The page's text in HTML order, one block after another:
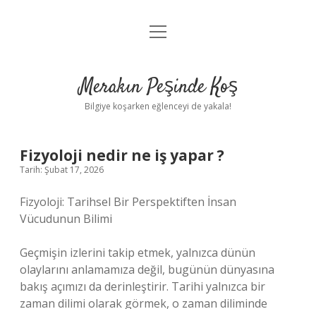
Anasayfa
Yasal Uyarı
menüyü
Merakın Peşinde Koş
Bilgiye koşarken eğlenceyi de yakala!
Fizyoloji nedir ne iş yapar ?
Tarih: Şubat 17, 2026
Fizyoloji: Tarihsel Bir Perspektiften İnsan
Vücudunun Bilimi
Geçmişin izlerini takip etmek, yalnızca dünün
olaylarını anlamamıza değil, bugünün dünyasına
bakış açımızı da derinleştirir. Tarihi yalnızca bir
zaman dilimi olarak görmek, o zaman diliminde